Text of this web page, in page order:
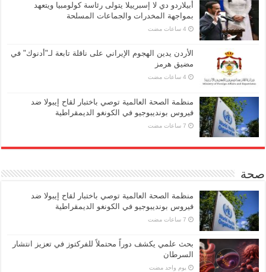
أبيلاردو دي لا إسبرييلا يتولى رئاسة كولومبيا ويتعهد
بمواجهة المخدرات والجماعات المسلحة
الأردن يدين الهجوم الإيراني على ناقلة تابعة لـ"أدنوك" في
مضيق هرمز
منظمة الصحة العالمية توصي باختبار لقاح إيبولا ضد
فيروس بونديبوجيو في الكونغو الديمقراطية
صحة
منظمة الصحة العالمية توصي باختبار لقاح إيبولا ضد
فيروس بونديبوجيو في الكونغو الديمقراطية
بحث علمي يكشف دوراً محتملاً للفركتوز في تعزيز انتشار
السرطان
‏يوم واحد مضت